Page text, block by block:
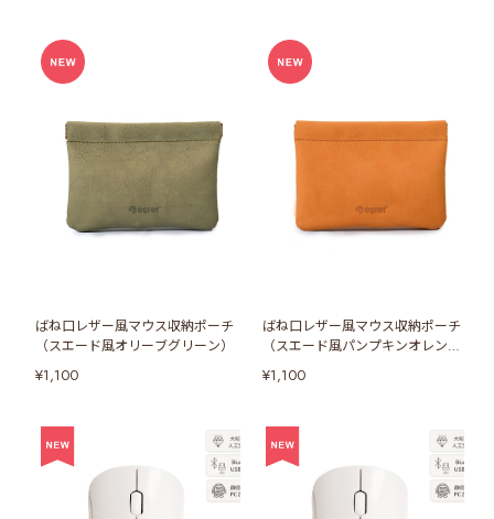
ばね口レザー風マウス収納ポーチ
（スエード風オリーブグリーン）
¥1,100
ばね口レザー風マウス収納ポーチ
（スエード風パンプキンオレン
ジ）
¥1,100